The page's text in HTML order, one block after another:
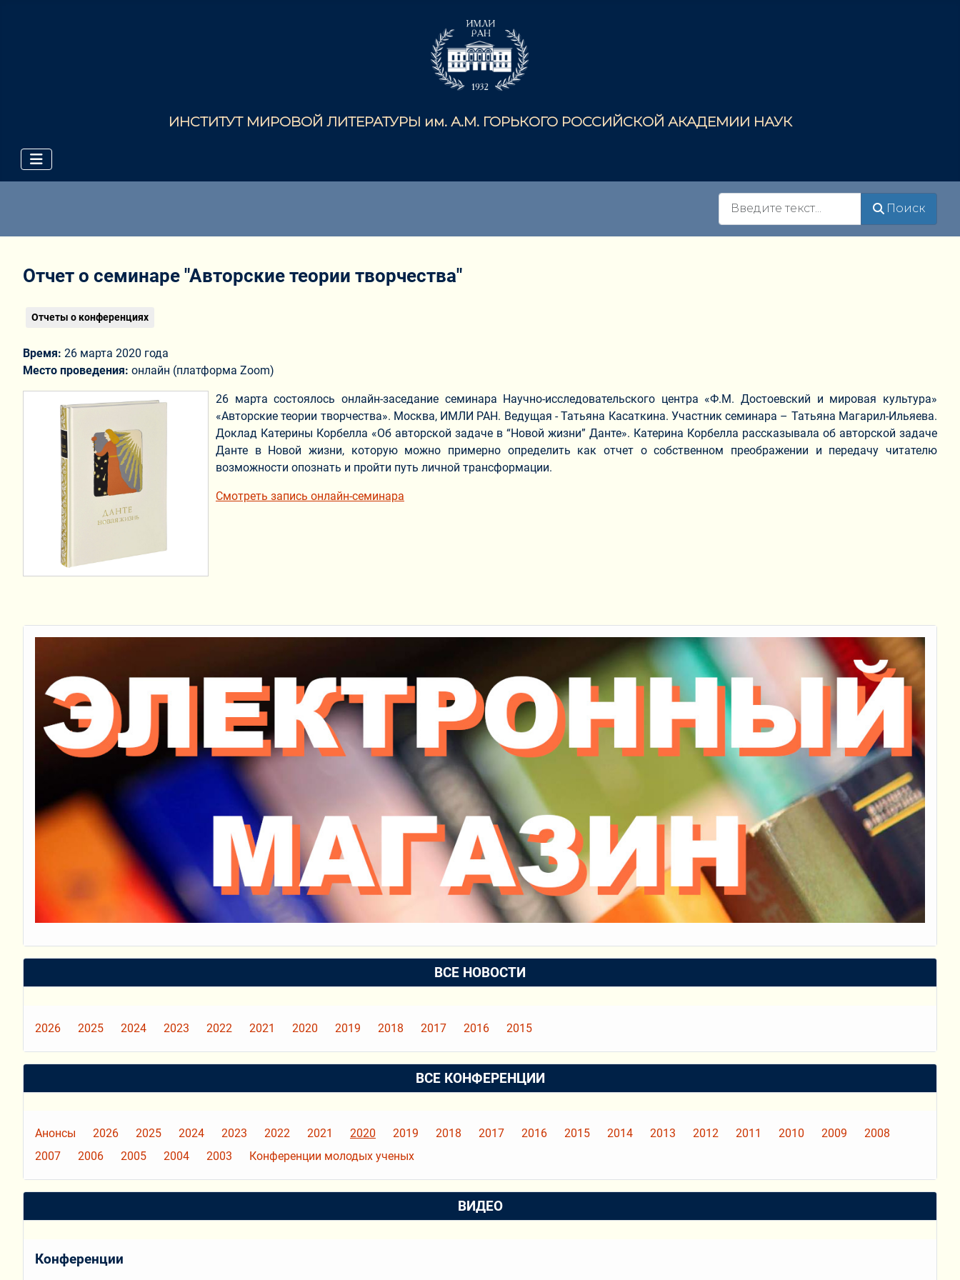
ИНСТИТУТ МИРОВОЙ ЛИТЕРАТУРЫ им. А.М. ГОРЬКОГО РОССИЙСКОЙ АКАДЕМИИ НАУК
Поиск
Отчет о семинаре "Авторские теории творчества"
Отчеты о конференциях
Время: 26 марта 2020 года
Место проведения: онлайн (платформа Zoom)
26 марта состоялось онлайн-заседание семинара Научно-исследовательского центра «Ф.М. Достоевский и мировая культура»
«Авторские теории творчества». Москва, ИМЛИ РАН. Ведущая - Татьяна Касаткина. Участник семинара – Татьяна Магарил-Ильяева.
Доклад Катерины Корбелла «Об авторской задаче в “Новой жизни” Данте». Катерина Корбелла рассказывала об авторской задаче
Данте в Новой жизни, которую можно примерно определить как отчет о собственном преображении и передачу читателю
возможности опознать и пройти путь личной трансформации.
Смотреть запись онлайн-семинара
ВСЕ НОВОСТИ
2026 2025 2024 2023 2022 2021 2020 2019 2018 2017 2016 2015
ВСЕ КОНФЕРЕНЦИИ
Анонсы 2026 2025 2024 2023 2022 2021 2020 2019 2018 2017 2016 2015 2014 2013 2012 2011 2010 2009
2008
2007
2006 2005 2004 2003 Конференции молодых ученых
ВИДЕО
Конференции